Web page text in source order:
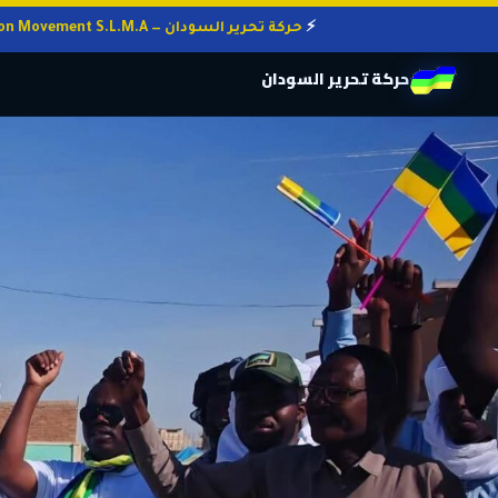
حركة تحرير السودان — Sudan Liberation Movement S.L.M.A
حركة تحرير السودان